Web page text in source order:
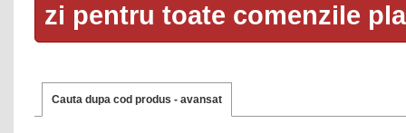
zi pentru toate comenzile
Cauta dupa cod produs - avansat